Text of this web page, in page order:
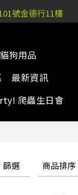
號金德行11樓
號金德行11樓
號金德行11樓
貓狗用品
最新資訊
爬蟲生日會
篩選 商品排序